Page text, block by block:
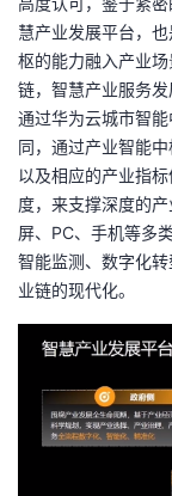
慧产业发展平台，
枢的能力融入产业
链，智慧产业服务发
通过华为云城市智
同，通过产业智能
以及相应的产业指
度，来支撑深度的
屏、PC、手机等多
智能监测、数字化
业链的现代化。